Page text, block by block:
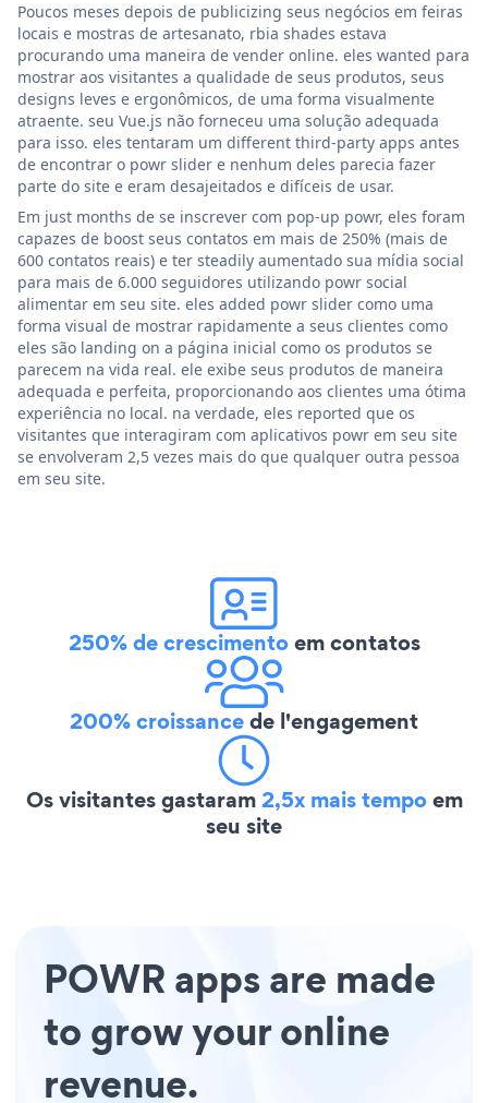
Poucos meses depois de publicizing seus negócios em feiras
locais e mostras de artesanato, rbia shades estava
procurando uma maneira de vender online. eles wanted para
mostrar aos visitantes a qualidade de seus produtos, seus
designs leves e ergonômicos, de uma forma visualmente
atraente. seu Vue.js não forneceu uma solução adequada
para isso. eles tentaram um different third-party apps antes
de encontrar o powr slider e nenhum deles parecia fazer
parte do site e eram desajeitados e difíceis de usar.
Em just months de se inscrever com pop-up powr, eles foram
capazes de boost seus contatos em mais de 250% (mais de
600 contatos reais) e ter steadily aumentado sua mídia social
para mais de 6.000 seguidores utilizando powr social
alimentar em seu site. eles added powr slider como uma
forma visual de mostrar rapidamente a seus clientes como
eles são landing on a página inicial como os produtos se
parecem na vida real. ele exibe seus produtos de maneira
adequada e perfeita, proporcionando aos clientes uma ótima
experiência no local. na verdade, eles reported que os
visitantes que interagiram com aplicativos powr em seu site
se envolveram 2,5 vezes mais do que qualquer outra pessoa
em seu site.
250% de crescimentoem contatos
200% croissancede l'engagement
Os visitantes gastaram2,5x mais tempoem
seu site
POWR apps are made
to grow your online
revenue.